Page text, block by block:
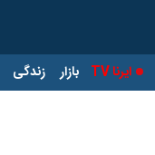
ایرنا TV بازار زندگی